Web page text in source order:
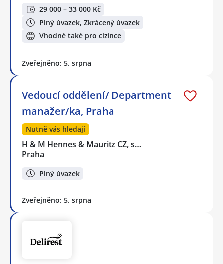
29 000 – 33 000 Kč
Plný úvazek, Zkrácený úvazek
Vhodné také pro cizince
Zveřejněno: 5. srpna
Vedoucí oddělení/ Department
manažer/ka, Praha
Nutně vás hledají
H & M Hennes & Mauritz CZ, s…
Praha
Plný úvazek
Zveřejněno: 5. srpna